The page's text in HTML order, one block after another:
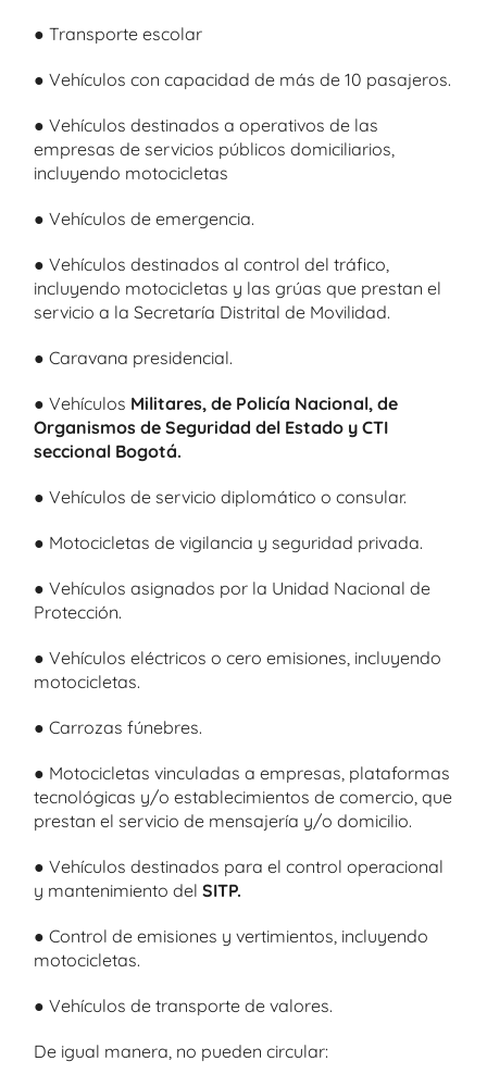
● Transporte escolar
● Vehículos con capacidad de más de 10 pasajeros.
● Vehículos destinados a operativos de las
empresas de servicios públicos domiciliarios,
incluyendo motocicletas
● Vehículos de emergencia.
● Vehículos destinados al control del tráfico,
incluyendo motocicletas y las grúas que prestan el
servicio a la Secretaría Distrital de Movilidad.
● Caravana presidencial.
● Vehículos Militares, de Policía Nacional, de
Organismos de Seguridad del Estado y CTI
seccional Bogotá.
● Vehículos de servicio diplomático o consular.
● Motocicletas de vigilancia y seguridad privada.
● Vehículos asignados por la Unidad Nacional de
Protección.
● Vehículos eléctricos o cero emisiones, incluyendo
motocicletas.
● Carrozas fúnebres.
● Motocicletas vinculadas a empresas, plataformas
tecnológicas y/o establecimientos de comercio, que
prestan el servicio de mensajería y/o domicilio.
● Vehículos destinados para el control operacional
y mantenimiento del SITP.
● Control de emisiones y vertimientos, incluyendo
motocicletas.
● Vehículos de transporte de valores.
De igual manera, no pueden circular: